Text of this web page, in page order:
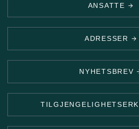
ANSATTE
ADRESSER
NYHETSBREV